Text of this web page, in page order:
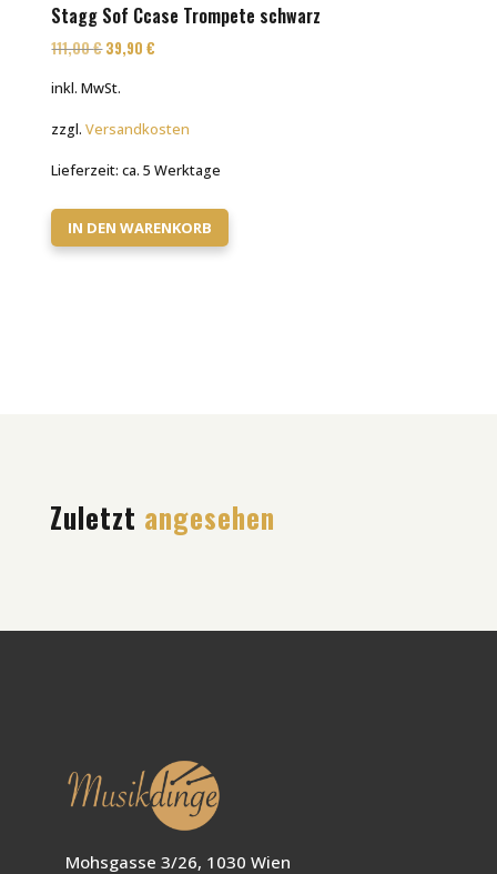
Stagg Sof Ccase Trompete schwarz
111,00€Ursprünglicher
111,00 €
39,90€
39,90 €.
inkl. MwSt.
zzgl.Versandkosten
Lieferzeit:ca. 5 Werktage
IN DEN WARENKORB
Zuletzt angesehen
Mohsgasse 3/26, 1030 Wien